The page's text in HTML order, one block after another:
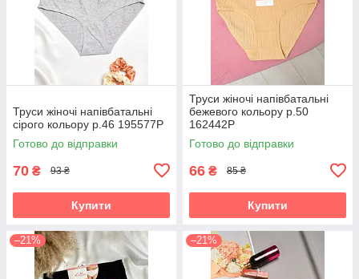
Труси жіночі напівбатальні
сірого кольору р.46 195577P
Готово до відправки
70 ₴ 93 ₴
Купити
Труси жіночі напівбатальні
бежевого кольору р.50
162442P
Готово до відправки
66 ₴ 85 ₴
Купити
–21% –21%